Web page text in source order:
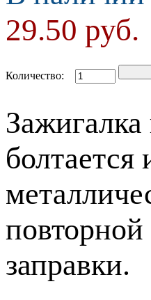
29.50 руб.
Количество:
Зажигалка
повторной
заправки.